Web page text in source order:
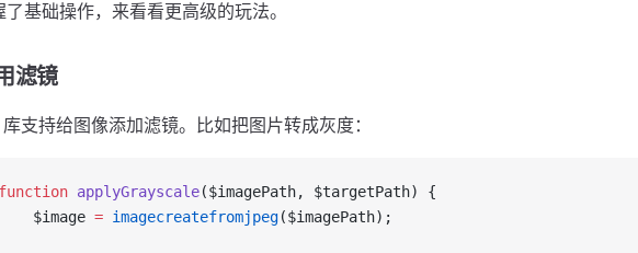
了基础操作，来看看更高级的玩法。
滤镜
支持给图像添加滤镜。比如把图片转成灰度：
function applyGrayscale($imagePath, $targetPath) {
$image
= imagecreatefromjpeg($imagePath);